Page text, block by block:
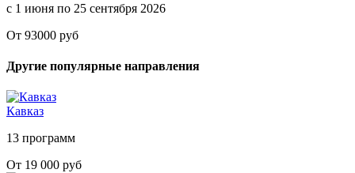
с 1 июня по 25 сентября 2026
От 93000 руб
Другие популярные направления
Кавказ
13 программ
От 19 000 руб